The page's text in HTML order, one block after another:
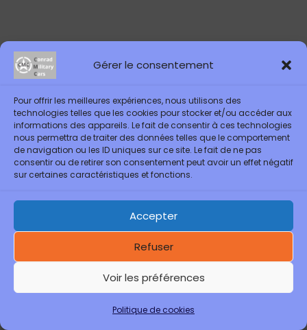
Gérer le consentement
Pour offrir les meilleures expériences, nous utilisons des
technologies telles que les cookies pour stocker et/ou accéder aux
informations des appareils. Le fait de consentir à ces technologies
nous permettra de traiter des données telles que le comportement
de navigation ou les ID uniques sur ce site. Le fait de ne pas
consentir ou de retirer son consentement peut avoir un effet négatif
sur certaines caractéristiques et fonctions.
Accepter
Refuser
Voir les préférences
Politique de cookies
Rechercher